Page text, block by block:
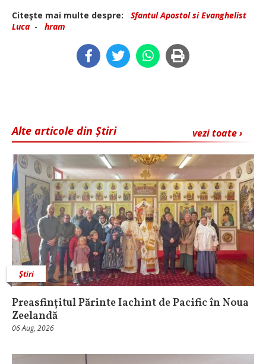
Citeşte mai multe despre:
Sfantul Apostol si Evanghelist
Luca - hram
vezi toate ›
Alte articole din Știri
Știri
Preasfințitul Părinte Iachint de Pacific în Noua
Zeelandă
06 Aug, 2026